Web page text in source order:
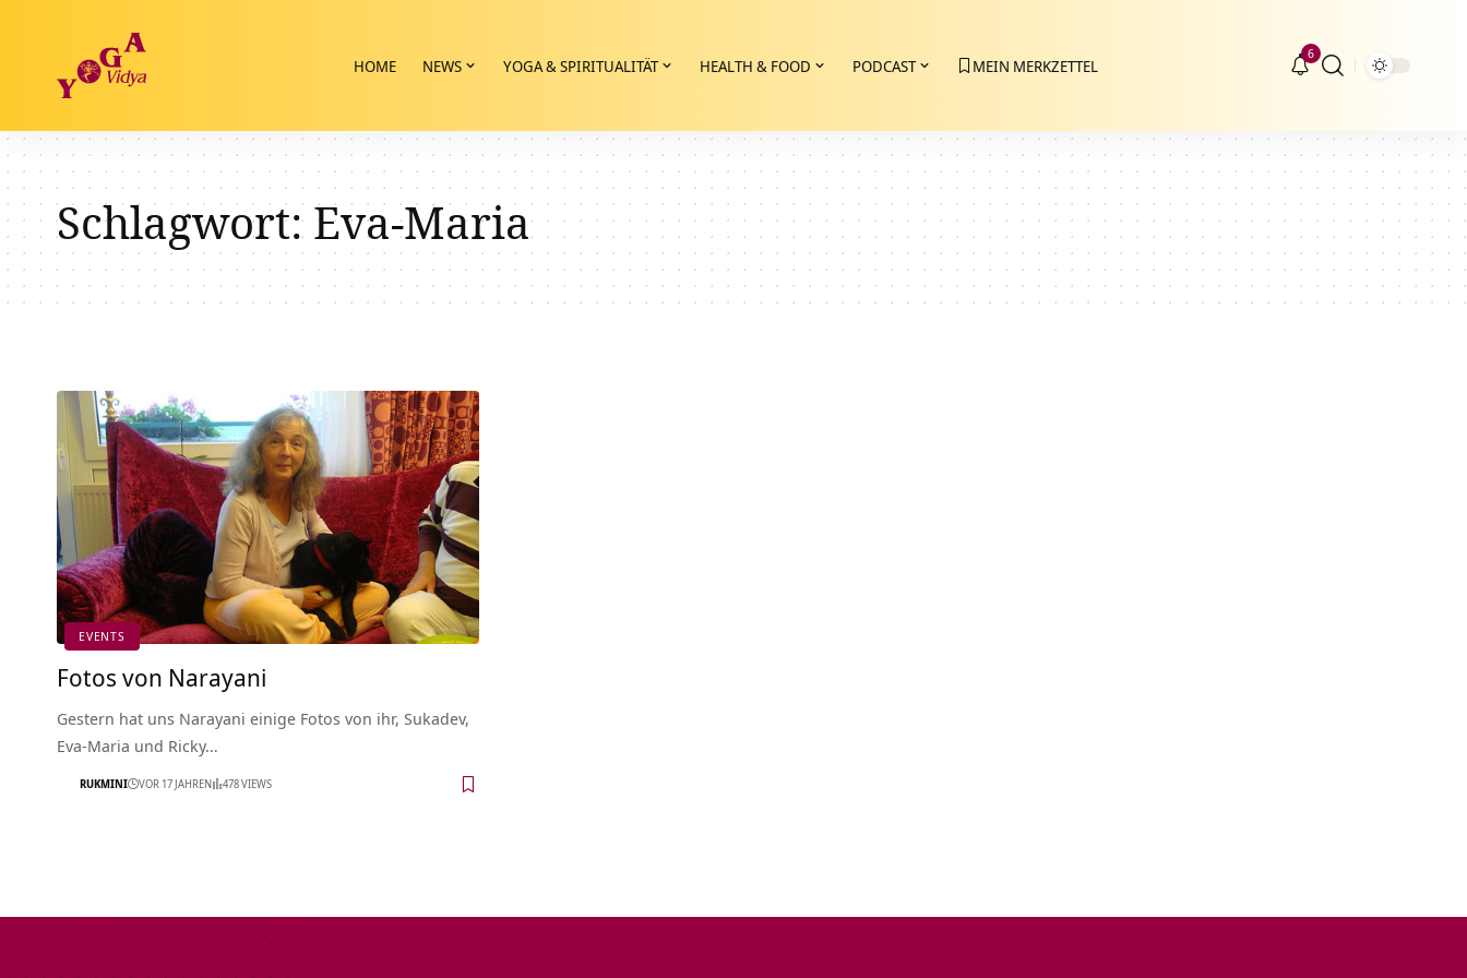
HOME NEWS YOGA & SPIRITUALITÄT HEALTH & FOOD PODCAST MEIN MERKZETTEL
6
Schlagwort:Eva-Maria
EVENTS
Fotos von Narayani
Gestern hat uns Narayani einige Fotos von ihr, Sukadev,
Eva-Maria und Ricky…
RUKMINI VOR 17 JAHREN 478 VIEWS